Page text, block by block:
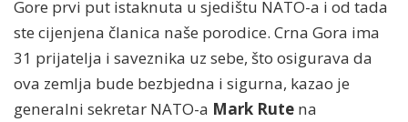
Gore prvi put istaknuta u sjedištu NATO-a i od tada
ste cijenjena članica naše porodice. Crna Gora ima
31 prijatelja i saveznika uz sebe, što osigurava da
ova zemlja bude bezbjedna i sigurna, kazao je
generalni sekretar NATO-a Mark Rute na